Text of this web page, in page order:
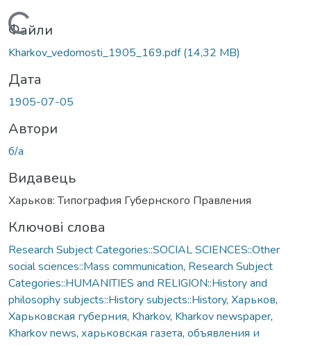
Вантажиться...
Файли
Kharkov_vedomosti_1905_169.pdf(14,32 MB)
Дата
1905-07-05
Автори
б/а
Видавець
Харьков: Типография Губернского Правления
Ключові слова
Research Subject Categories::SOCIAL SCIENCES::Other
social sciences::Mass communication, Research Subject
Categories::HUMANITIES and RELIGION::History and
philosophy subjects::History subjects::History, Харьков,
Харьковская губерния, Kharkov, Kharkov newspaper,
Kharkov news, харьковская газета, объявления и